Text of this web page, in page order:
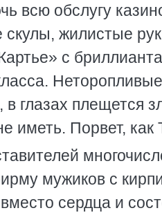
всю обслугу
жилистые
с
глазах плещется
Порвет, как
мужиков с
сердца и